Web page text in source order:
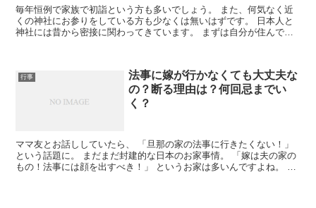
毎年恒例で家族で初詣という方も多いでしょう。 また、何気なく近
くの神社にお参りをしている方も少なくは無いはずです。 日本人と
神社には昔から密接に関わってきています。 まずは自分が住んでい
行事
法事に嫁が行かなくても大丈夫な
の？断る理由は？何回忌までい
く？
ママ友とお話ししていたら、 「旦那の家の法事に行きたくない！」
という話題に。 まだまだ封建的な日本のお家事情。 「嫁は夫の家の
もの！法事には顔を出すべき！」 というお家は多いんですよね。 も